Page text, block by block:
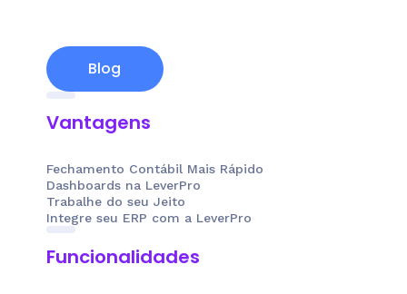
Blog
Vantagens
Fechamento Contábil Mais Rápido
Dashboards na LeverPro
Trabalhe do seu Jeito
Integre seu ERP com a LeverPro
Funcionalidades